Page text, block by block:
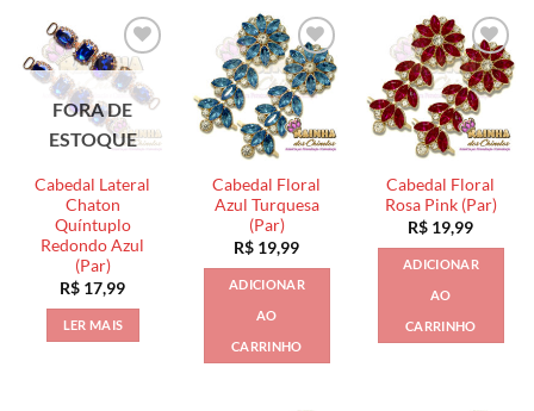
FORA DE
ESTOQUE
Cabedal Lateral
Chaton
Quíntuplo
Redondo Azul
(Par)
R$ 17,99
LER MAIS
Cabedal Floral
Azul Turquesa
(Par)
R$ 19,99
ADICIONAR
AO
CARRINHO
Cabedal Floral
Rosa Pink (Par)
R$ 19,99
ADICIONAR
AO
CARRINHO